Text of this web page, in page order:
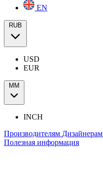
EN
RUB
USD
EUR
ММ
INCH
Производителям Дизайнерам
Полезная информация